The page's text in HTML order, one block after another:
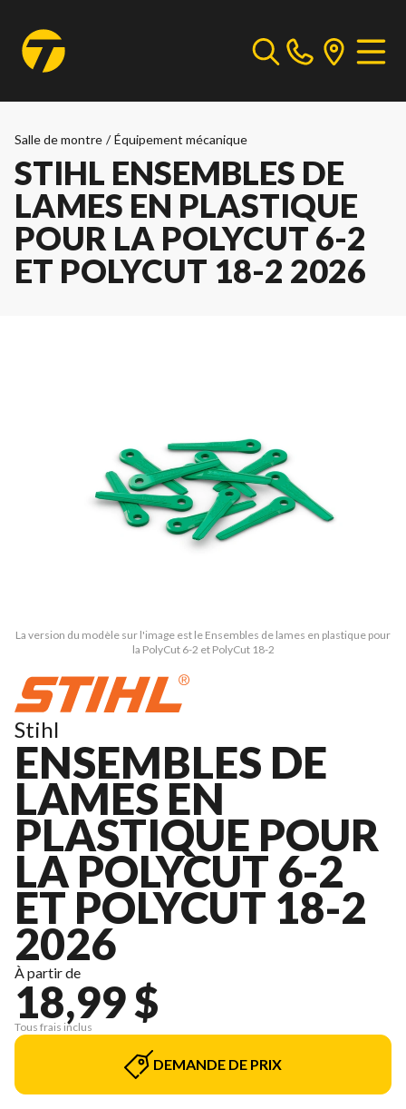
Salle de montre / Équipement mécanique
STIHL ENSEMBLES DE
LAMES EN PLASTIQUE
POUR LA POLYCUT 6-2
ET POLYCUT 18-2 2026
La version du modèle sur l'image est le Ensembles de lames en plastique pour
la PolyCut 6-2 et PolyCut 18-2
Stihl
ENSEMBLES DE
LAMES EN
PLASTIQUE POUR
LA POLYCUT 6-2
ET POLYCUT 18-2
2026
À partir de
18,99 $
Tous frais inclus
DEMANDE DE PRIX